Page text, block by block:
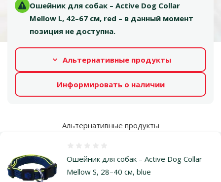
Ошейник для собак – Active Dog Collar
Mellow L, 42–67 см, red – в данный момент
позиция не доступна.
Альтернативные продукты
Информировать о наличии
Альтернативные продукты
Ошейник для собак – Active Dog Collar
Mellow S, 28–40 см, blue